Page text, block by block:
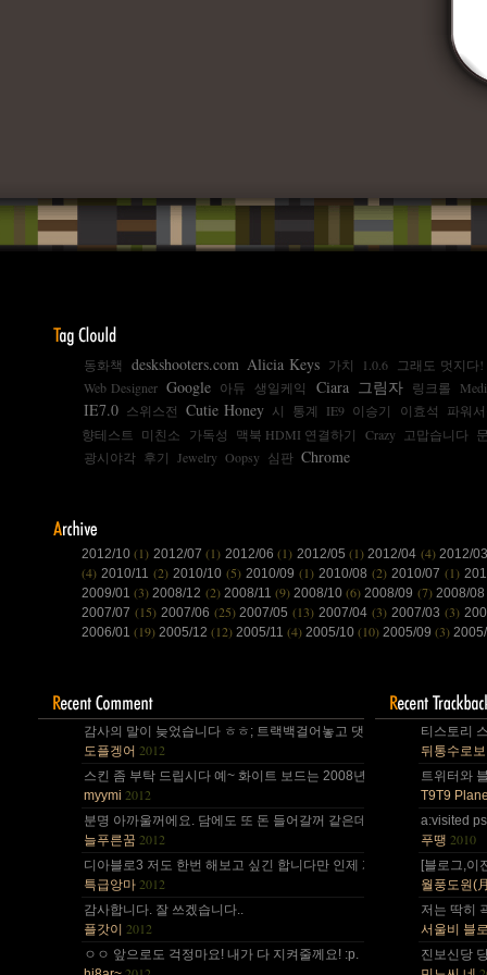
동화책 deskshooters.com Alicia Keys 가치 1.0.6
그래도 멋지다!
Web Designer Google 아듀 생일케익 Ciara 그림자 링크롤
IE7.0 스위스전 Cutie Honey 시 통계 IE9 이승기 이효석
파워
향테스트
미친소 가독성 맥북 HDMI 연결하기 Crazy 고맙습니다
광시야각 후기 Jewelry Oopsy 심판 Chrome
2012/10(1) 2012/07(1) 2012/06(1) 2012/05 (1) 2012/04 (4) 2012/
(4) 2010/11(2) 2010/10(5) 2010/09(1) 2010/08(2) 2010/07(1)
2009/01(3) 2008/12 (2) 2008/11 (9) 2008/10(6) 2008/09 (7) 2008/08
2007/07 (15) 2007/06 (25) 2007/05(13) 2007/04(3) 2007/03 (3)
2006/01 (19) 2005/12 (12) 2005/11 (4) 2005/10 (10) 2005/09 (3)
감사의 말이 늦었습니다 ㅎㅎ; 트랙백걸어놓고 댓글 쓴다는걸 깜박 ㅎ
도플겡어 2012
스킨 좀 부탁 드립시다 예~ 화이트 보드는 2008년,그리고 4년 넘었네
myymi 2012
분명 아까울꺼에요. 담에도 또 돈 들어갈꺼 같은데.. Mac을 저한테 주
늘푸른꿈 2012
디아블로3 저도 한번 해보고 싶긴 합니다만 인제 게임은 왠지 안땡기
특급앙마 2012
감사합니다. 잘 쓰겠습니다..
플갓이
2012
ㅇㅇ 앞으로도 걱정마요! 내가 다 지켜줄께요! :p.
티스토리
뒤통수로
트위터와
T9T9
a:visited
푸땡 2010
[블로그,이
월풍도원(
저는 딱히
서울비 블
진보신당